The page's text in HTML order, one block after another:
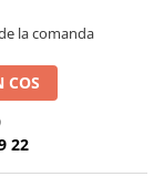
la comanda
COS
22